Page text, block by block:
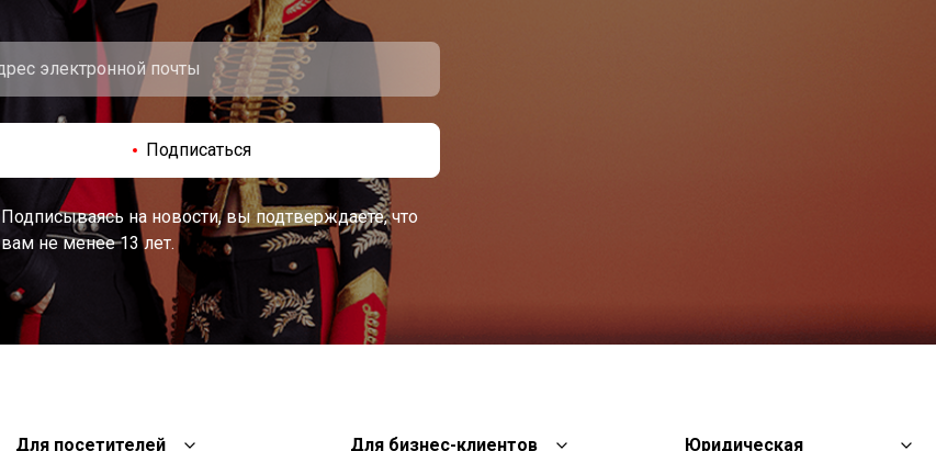
Подписаться
Подписываясь на новости, вы подтверждаете, что
вам не менее 13 лет.
Для посетителей Для бизнес-клиентов
Юридическая